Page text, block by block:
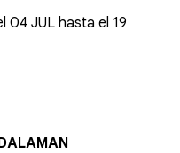
04 JUL hasta el 19